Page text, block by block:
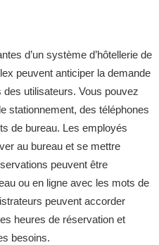
d’un système d’hôtellerie de
peuvent anticiper la demande
utilisateurs. Vous pouvez
stationnement, des téléphones
de bureau. Les employés
au bureau et se mettre
peuvent être
ou en ligne avec les mots de
peuvent accorder
heures de réservation et
besoins.